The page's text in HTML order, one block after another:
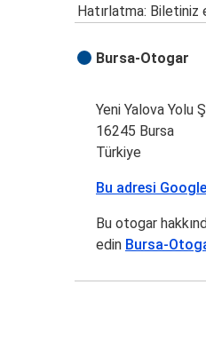
Hatırlatma: Biletiniz
Bursa-Otogar
Yeni Yalova Yolu
16245 Bursa
Türkiye
Bu adresi
Bu otogar
edin Bursa-